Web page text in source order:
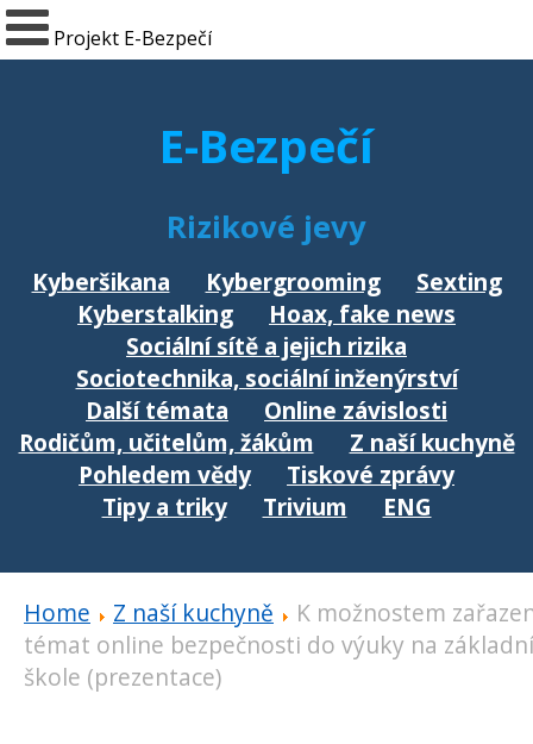
Projekt E-Bezpečí
E-Bezpečí
Rizikové jevy
Kyberšikana Kybergrooming
Sexting
Kyberstalking
Hoax, fake news
Sociální sítě a jejich rizika
Sociotechnika, sociální inženýrství
Další témata
Online závislosti
Rodičům, učitelům, žákům
Z naší kuchyně
Pohledem vědy
Tiskové zprávy
Tipy a triky
Trivium ENG
Home Z naší kuchyně
K možnostem
témat online bezpečnosti do výuky na základní
škole (prezentace)